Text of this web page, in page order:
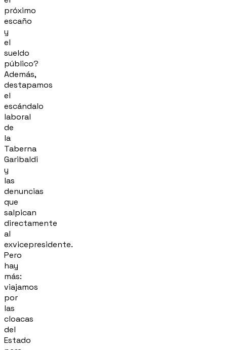
próximo
escaño
y
el
sueldo
público?
Además,
destapamos
el
escándalo
laboral
de
la
Taberna
Garibaldi
y
las
denuncias
que
salpican
directamente
al
exvicepresidente.
Pero
hay
más:
viajamos
por
las
cloacas
del
Estado